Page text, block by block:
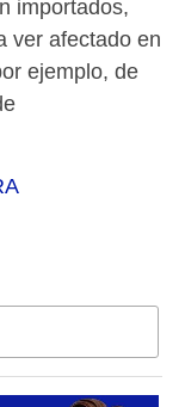
importados,
ver afectado en
ejemplo, de